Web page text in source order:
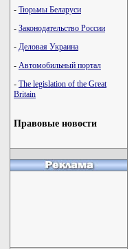
- Тюрьмы Беларуси
- Законодательство России
- Деловая Украина
- Автомобильный портал
- The legislation of the Great
Britain
Правовые новости